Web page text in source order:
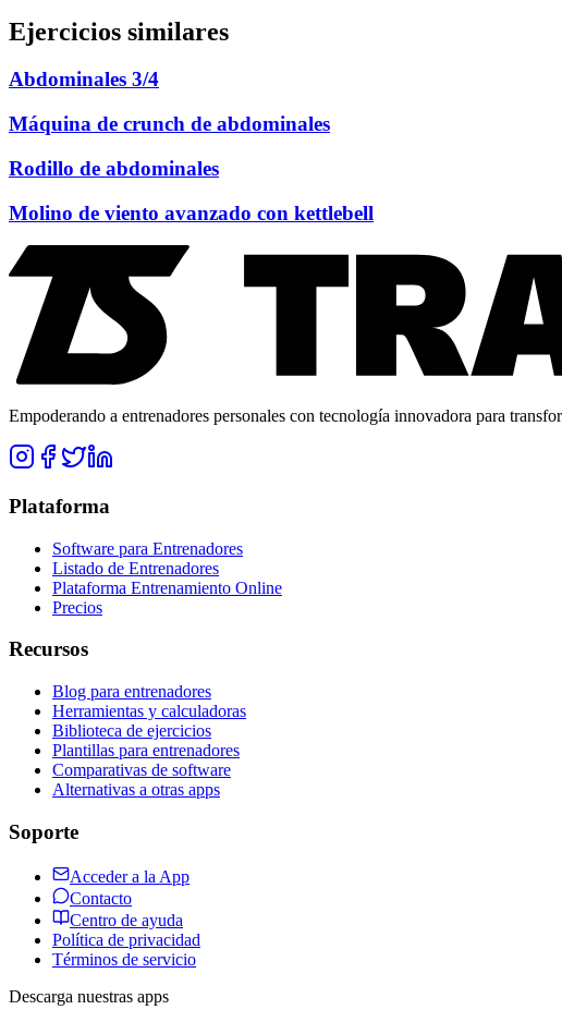
Ejercicios similares
Abdominales 3/4
Máquina de crunch de abdominales
Rodillo de abdominales
Molino de viento avanzado con kettlebell
Empoderando a entrenadores personales con tecnología innovadora para
Plataforma
Software para Entrenadores
Listado de Entrenadores
Plataforma Entrenamiento Online
Precios
Recursos
Blog para entrenadores
Herramientas y calculadoras
Biblioteca de ejercicios
Plantillas para entrenadores
Comparativas de software
Alternativas a otras apps
Soporte
Acceder a la App
Contacto
Centro de ayuda
Política de privacidad
Términos de servicio
Descarga nuestras apps